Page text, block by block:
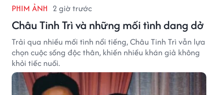
PHIM ẢNH 2 giờ trước
Châu Tinh Trì và những mối tình dang dở
Trải qua nhiều mối tình nổi tiếng, Châu Tinh Trì vẫn lựa
chọn cuộc sống độc thân, khiến nhiều khán giả không
khỏi tiếc nuối.